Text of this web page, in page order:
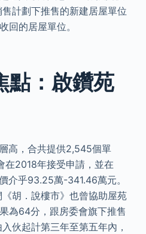
計劃下推售的新建居屋單位
回的居屋單位。
點：啟鑽苑
高，合共提供2,545個單
在2018年接受申請，並在
介乎93.25萬-341.46萬元。
胡．說樓市》也曾協助屋苑
為64分，跟房委會旗下推售
伙起計第三年至第五年內，